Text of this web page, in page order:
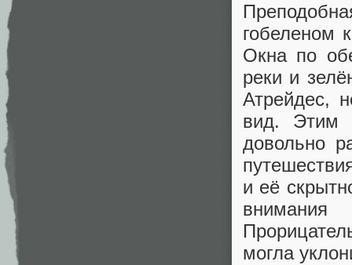
гобеленом
Окна по
реки и
Атрейдес,
вид. Этим
довольно
и её
могла